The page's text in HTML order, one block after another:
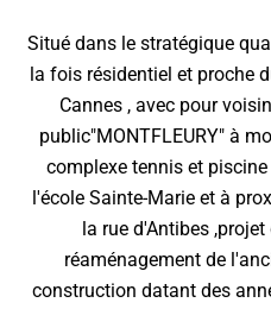
Situé dans le stratégique
la fois résidentiel et proche
Cannes , avec pour
public"MONTFLEURY" à
complexe tennis et
l'école Sainte-Marie et à
la rue d'Antibes
réaménagement de
construction datant des